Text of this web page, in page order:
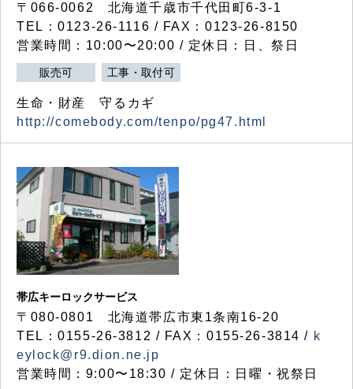
〒066-0062 北海道千歳市千代田町6-3-1
TEL：0123-26-1116 / FAX：0123-26-8150
営業時間：10:00〜20:00 / 定休日：日、祭日
販売可 工事・取付可
生命・財産 守るカギ
http://comebody.com/tenpo/pg47.html
帯広キーロックサービス
〒080-0801 北海道帯広市東1条南16-20
TEL：0155-26-3812 / FAX：0155-26-3814 / k
eylock@r9.dion.ne.jp
営業時間：9:00〜18:30 / 定休日：日曜・祝祭日